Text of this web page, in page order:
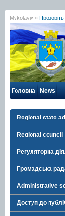
Mykolayiv » Прозоріть
Головна News
Regional state
Regional council
Регуляторна
Громадська
Administrative
Доступ до